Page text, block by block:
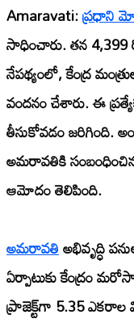
Amaravati:ప్రధాని
సాధించారు. తన 4,399
నేపథ్యంలో, కేంద్ర
వందనం చేశారు. ఈ
తీసుకోవడం జరిగింది.
అమరావతికి సంబంధించిన
ఆమోదం తెలిపింది.
అమరావతిఅభివృద్ధి
ఏర్పాటుకు కేంద్రం
ప్రాజెక్ట్‌గా 5.35 ఎకరాల